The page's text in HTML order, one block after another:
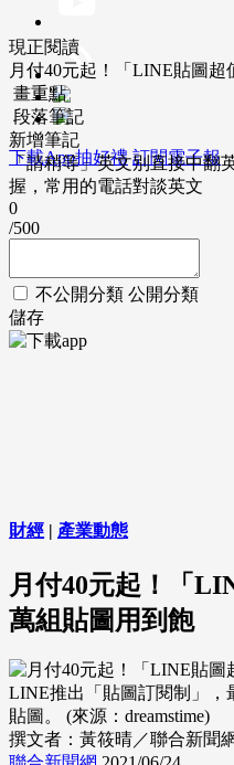
下載App抽好禮 訂閱電子報
現正閱讀
月付40元起！「LINE貼圖
畫重點
段落筆記
新增筆記
「請稍等」英文別直接中翻
握，常用的電話對談英文
0
/500
不公開分類 公開分類
儲存
財經 | 產業動態
月付40元起！「
萬組貼圖用到飽
LINE推出「貼圖訂閱制」，
貼圖。 (來源：dreamstime)
撰文者：黃筱晴／聯合新聞